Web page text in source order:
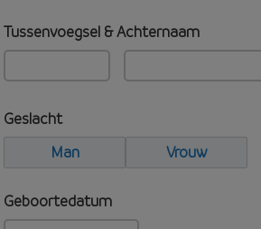
Tussenvoegsel & Achternaam
Geslacht
Man
Vrouw
Geboortedatum